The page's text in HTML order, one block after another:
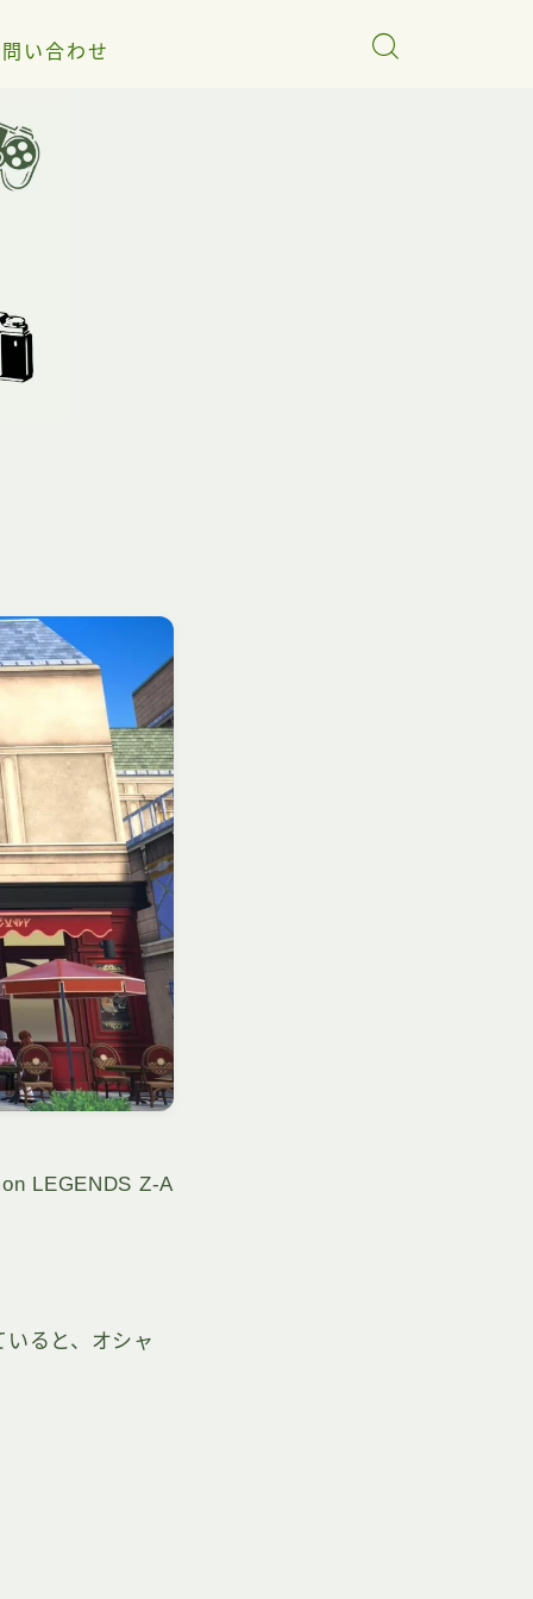
い合わせ
LEGENDS Z-A
いると、オシャ